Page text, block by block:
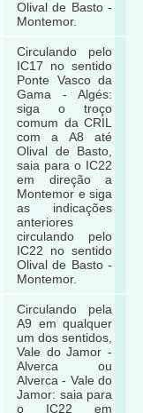
Olival de Basto -
Montemor.
Circulando pelo
IC17 no sentido
Ponte Vasco da
Gama - Algés:
siga o troço
comum da CRIL
com a A8 até
Olival de Basto,
saia para o IC22
em direção a
Montemor e siga
as indicações
anteriores
circulando pelo
IC22 no sentido
Olival de Basto -
Montemor.
Circulando pela
A9 em qualquer
um dos sentidos,
Vale do Jamor -
Alverca ou
Alverca - Vale do
Jamor: saia para
o IC22 em